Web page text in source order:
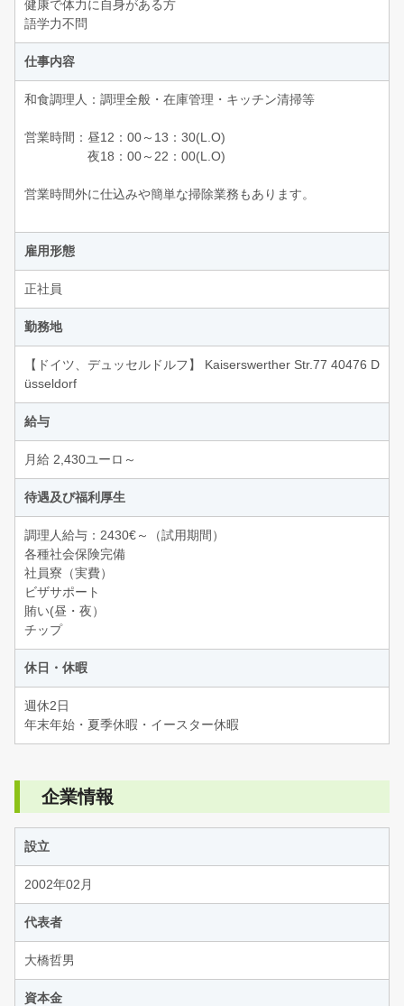
健康で体力に自身がある方
語学力不問
仕事内容
和食調理人：調理全般・在庫管理・キッチン清掃等
営業時間：昼12：00～13：30(L.O)
夜18：00～22：00(L.O)
営業時間外に仕込みや簡単な掃除業務もあります。
雇用形態
正社員
勤務地
【ドイツ、デュッセルドルフ】 Kaiserswerther Str.77 40476 D
üsseldorf
給与
月給 2,430ユーロ～
待遇及び福利厚生
調理人給与：2430€～（試用期間）
各種社会保険完備
社員寮（実費）
ビザサポート
賄い(昼・夜）
チップ
休日・休暇
週休2日
年末年始・夏季休暇・イースター休暇
企業情報
設立
2002年02月
代表者
大橋哲男
資本金